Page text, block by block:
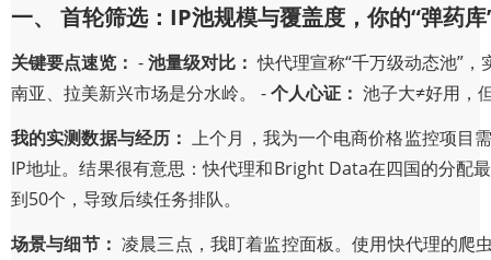
一、 首轮筛选：IP池规模与覆盖度，你的“弹药
关键要点速览： -池量级对比： 快代理宣称“千万级动态池”
南亚、拉美新兴市场是分水岭。 -个人心证： 池子大≠好用，
我的实测数据与经历： 上个月，我为一个电商价格监控项目
IP地址。结果很有意思：快代理和Bright Data在四国的分配
到50个，导致后续任务排队。
场景与细节： 凌晨三点，我盯着监控面板。使用快代理的爬